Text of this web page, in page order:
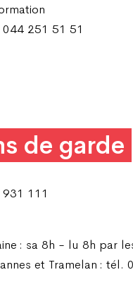
251 51 51
de garde
111
: sa 8h - lu 8h par
et Tramelan : tél.